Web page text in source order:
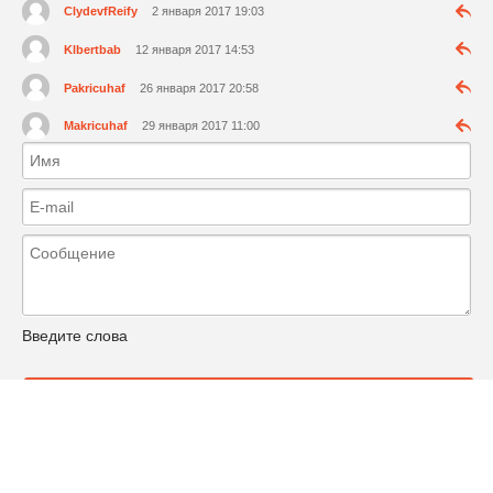
ClydevfReify 2 января 2017 19:03
Klbertbab 12 января 2017 14:53
Pakricuhaf 26 января 2017 20:58
Makricuhaf 29 января 2017 11:00
Введите слова